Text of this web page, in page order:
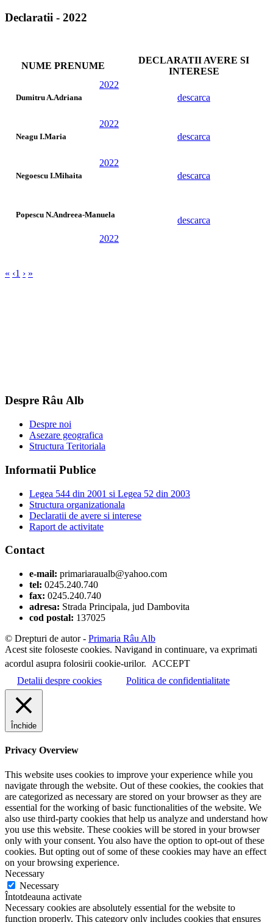
Declaratii - 2022
NUME PRENUME
DECLARATII AVERE SI
INTERESE
Dumitru A.Adriana
2022
descarca
Neagu I.Maria
2022
descarca
Negoescu I.Mihaita
2022
descarca
Popescu N.Andreea-Manuela
2022
descarca
« ‹1 › »
Despre Râu Alb
Despre noi
Asezare geografica
Structura Teritoriala
Informatii Publice
Legea 544 din 2001 si Legea 52 din 2003
Structura organizationala
Declaratii de avere si interese
Raport de activitate
Contact
e-mail: primariaraualb@yahoo.com
tel: 0245.240.740
fax: 0245.240.740
adresa: Strada Principala, jud Dambovita
cod postal: 137025
© Drepturi de autor - Primaria Râu Alb
Acest site foloseste cookies. Navigand in continuare, va exprimati
acordul asupra folosirii cookie-urilor.
ACCEPT
Detalii despre cookies
Politica de confidentialitate
Închide
Privacy Overview
This website uses cookies to improve your experience while you
navigate through the website. Out of these cookies, the cookies that
are categorized as necessary are stored on your browser as they are
essential for the working of basic functionalities of the website. We
also use third-party cookies that help us analyze and understand how
you use this website. These cookies will be stored in your browser
only with your consent. You also have the option to opt-out of these
cookies. But opting out of some of these cookies may have an effect
on your browsing experience.
Necessary
Necessary
Întotdeauna activate
Necessary cookies are absolutely essential for the website to
function properly. This category only includes cookies that ensures